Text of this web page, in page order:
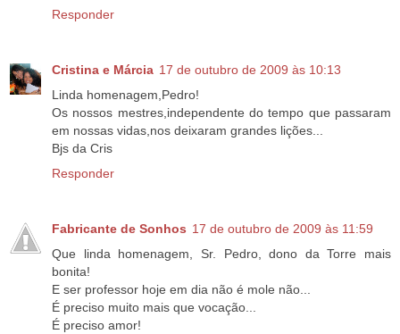
Responder
Cristina e Márcia 17 de outubro de 2009 às 10:13
Linda homenagem,Pedro!
Os nossos mestres,independente do tempo que passaram
em nossas vidas,nos deixaram grandes lições...
Bjs da Cris
Responder
Fabricante de Sonhos 17 de outubro de 2009 às 11:59
Que linda homenagem, Sr. Pedro, dono da Torre mais
bonita!
E ser professor hoje em dia não é mole não...
É preciso muito mais que vocação...
É preciso amor!